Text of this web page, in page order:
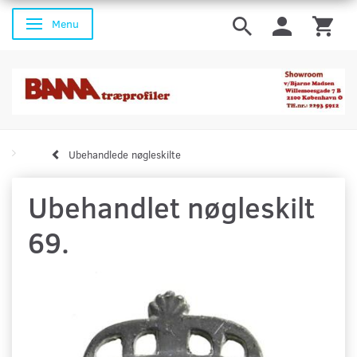
Skifte navigation
Menu
Ubehandlede nøgleskilte
Ubehandlet nøgleskilt
69.